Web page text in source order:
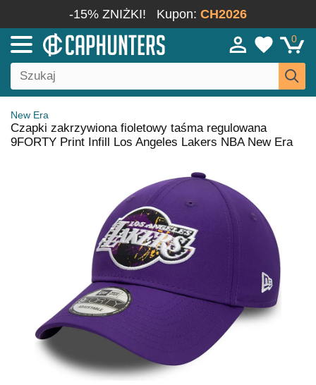
-15% ZNIŻKI! Kupon: CH2026
0
New Era
Czapki zakrzywiona fioletowy taśma regulowana
9FORTY Print Infill Los Angeles Lakers NBA New Era